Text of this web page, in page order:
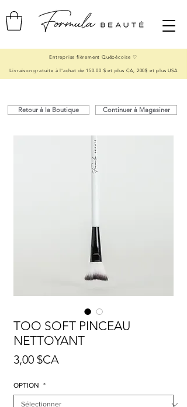
Entreprise fièrement Québécoise ♡
Livraison gratuite à l'achat de 150.00 $ et plus CA, 200$ et plus USA
Retour à la Boutique Continuer à Magasiner
TOO SOFT PINCEAU
NETTOYANT
3,00 $CA
OPTION *